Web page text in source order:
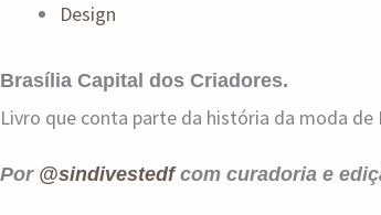
Design
Brasília Capital dos Criadores.
Livro que conta parte da história da moda de
Por @sindivestedfcom curadoria e